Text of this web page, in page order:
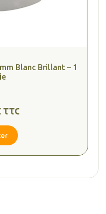
Blanc Brillant – 1